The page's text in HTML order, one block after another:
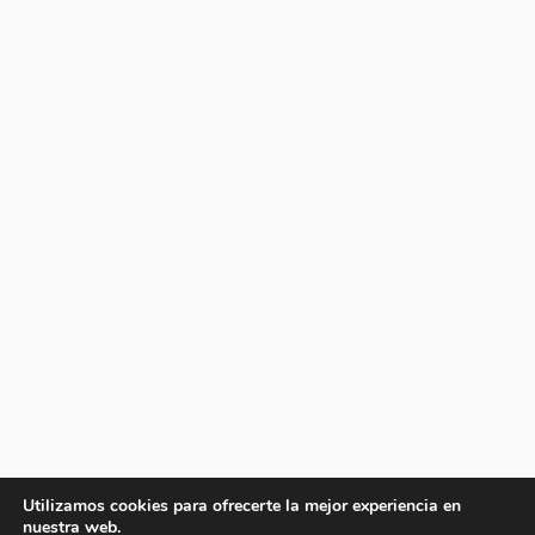
Utilizamos cookies para ofrecerte la mejor experiencia en
nuestra web.